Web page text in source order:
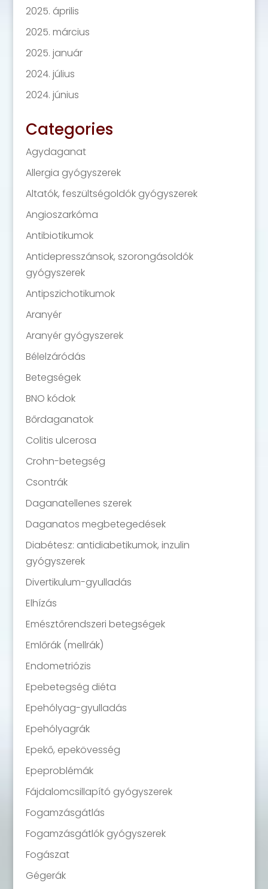
2025. április
2025. március
2025. január
2024. július
2024. június
Categories
Agydaganat
Allergia gyógyszerek
Altatók, feszültségoldók gyógyszerek
Angioszarkóma
Antibiotikumok
Antidepresszánsok, szorongásoldók
gyógyszerek
Antipszichotikumok
Aranyér
Aranyér gyógyszerek
Bélelzáródás
Betegségek
BNO kódok
Bőrdaganatok
Colitis ulcerosa
Crohn-betegség
Csontrák
Daganatellenes szerek
Daganatos megbetegedések
Diabétesz: antidiabetikumok, inzulin
gyógyszerek
Divertikulum-gyulladás
Elhízás
Emésztőrendszeri betegségek
Emlőrák (mellrák)
Endometriózis
Epebetegség diéta
Epehólyag-gyulladás
Epehólyagrák
Epekő, epekövesség
Epeproblémák
Fájdalomcsillapító gyógyszerek
Fogamzásgátlás
Fogamzásgátlók gyógyszerek
Fogászat
Gégerák